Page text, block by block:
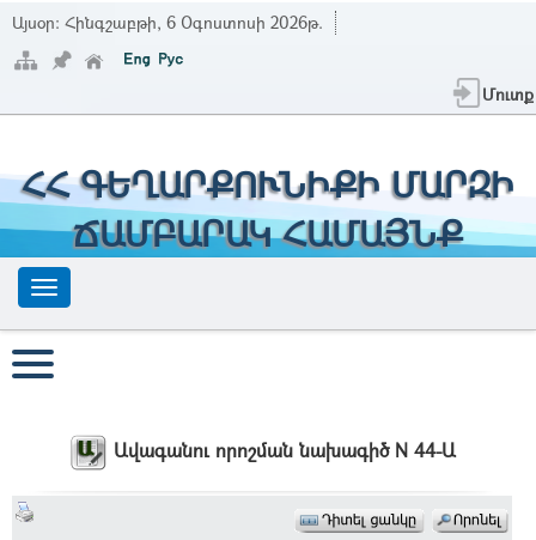
Այսօր: Հինգշաբթի, 6 Օգոստոսի 2026թ.
Մուտք
ՀՀ ԳԵՂԱՐՔՈՒՆԻՔԻ ՄԱՐԶԻ
ՃԱՄԲԱՐԱԿ ՀԱՄԱՅՆՔ
Ավագանու որոշման նախագիծ N 44-Ա